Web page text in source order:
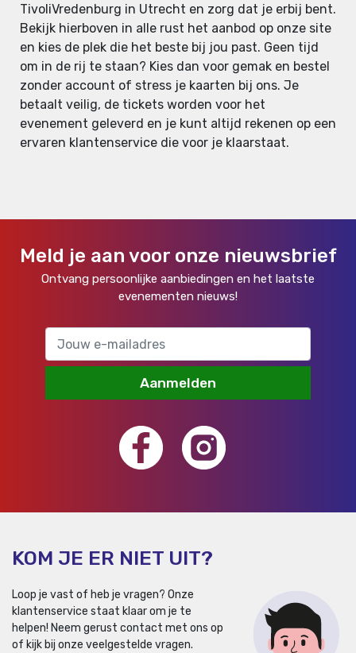
TivoliVredenburg in Utrecht en zorg dat je erbij bent.
Bekijk hierboven in alle rust het aanbod op onze site
en kies de plek die het beste bij jou past. Geen tijd
om in de rij te staan? Kies dan voor gemak en bestel
zonder account of stress je kaarten bij ons. Je
betaalt veilig, de tickets worden voor het
evenement geleverd en je kunt altijd rekenen op een
ervaren klantenservice die voor je klaarstaat.
Meld je aan voor onze nieuwsbrief
Ontvang persoonlijke aanbiedingen en het laatste
evenementen nieuws!
Aanmelden
KOM JE ER NIET UIT?
Loop je vast of heb je vragen? Onze
klantenservice staat klaar om je te
helpen! Neem gerust contact met ons op
of kijk bij onze veelgestelde vragen.